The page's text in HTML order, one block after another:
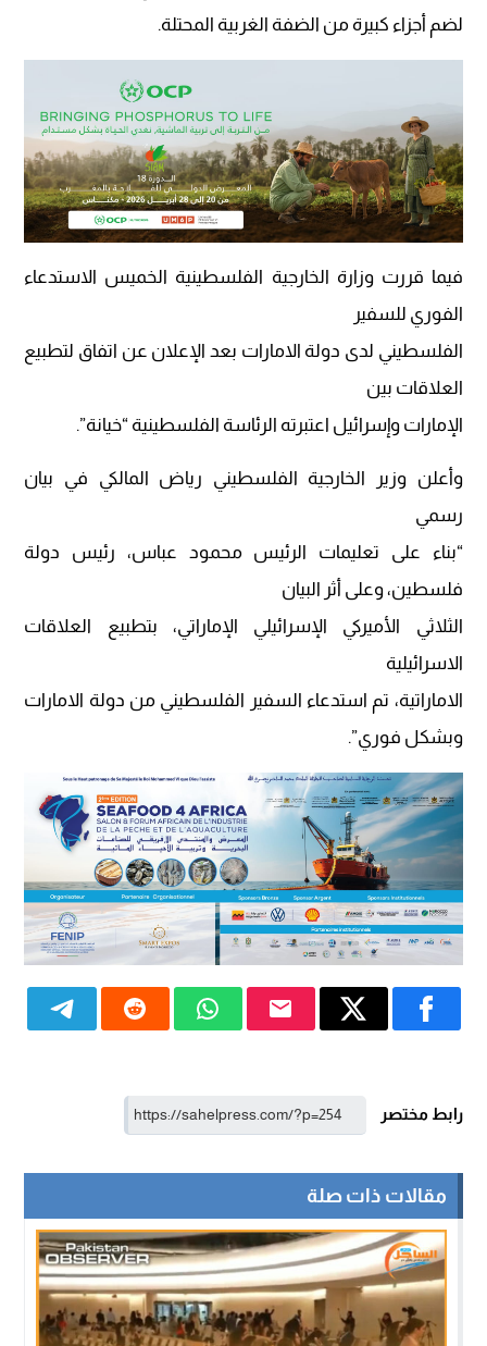
لضم أجزاء كبيرة من الضفة الغربية المحتلة.
فيما قررت وزارة الخارجية الفلسطينية الخميس الاستدعاء
الفوري للسفير
الفلسطيني لدى دولة الامارات بعد الإعلان عن اتفاق لتطبيع
العلاقات بين
الإمارات وإسرائيل اعتبرته الرئاسة الفلسطينية “خيانة”.
وأعلن وزير الخارجية الفلسطيني رياض المالكي في بيان
رسمي
“بناء على تعليمات الرئيس محمود عباس، رئيس دولة
فلسطين، وعلى أثر البيان
الثلاثي الأميركي الإسرائيلي الإماراتي، بتطبيع العلاقات
الاسرائيلية
الاماراتية، تم استدعاء السفير الفلسطيني من دولة الامارات
وبشكل فوري”.
رابط مختصر
مقالات ذات صلة